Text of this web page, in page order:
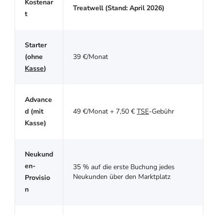
Kostenar
t
Treatwell (Stand: April 2026)
Starter
(ohne
Kasse)
39 €/Monat
Advance
d (mit
Kasse)
49 €/Monat + 7,50 € TSE-Gebühr
Neukund
en-
Provisio
n
35 % auf die erste Buchung jedes
Neukunden über den Marktplatz